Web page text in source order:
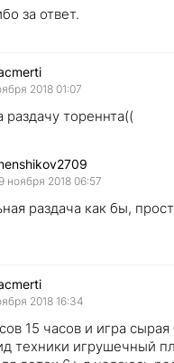
за ответ.
2018 01:07
раздачу тореннта((
ноября 2018 06:57
раздача как бы,
2018 16:34
15 часов и игра сырая
техники игрушечный